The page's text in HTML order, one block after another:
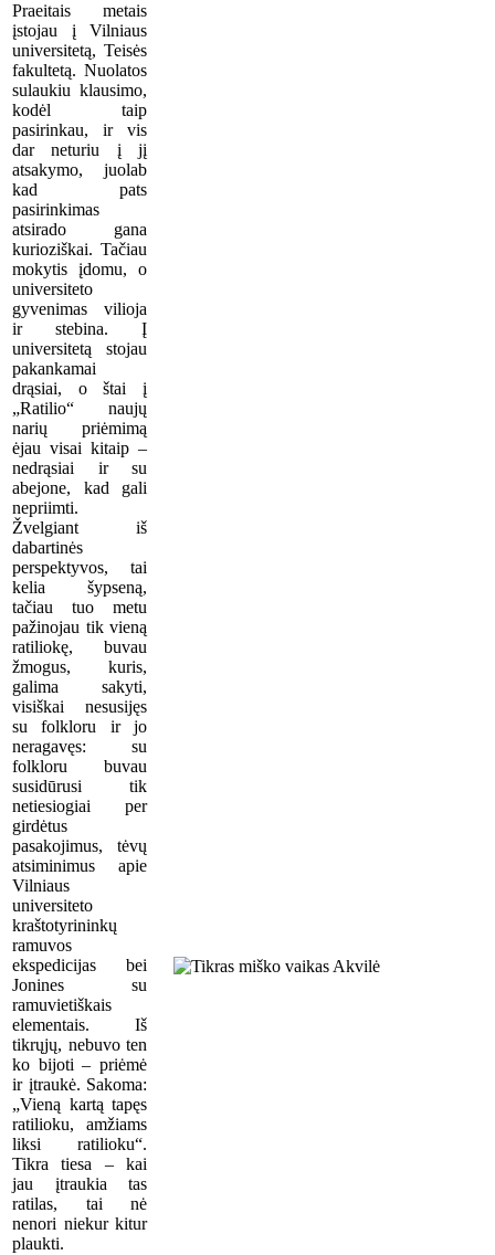
Praeitais metais
įstojau į Vilniaus
universitetą, Teisės
fakultetą. Nuolatos
sulaukiu klausimo,
kodėl taip
pasirinkau, ir vis
dar neturiu į jį
atsakymo, juolab
kad pats
pasirinkimas
atsirado gana
kurioziškai. Tačiau
mokytis įdomu, o
universiteto
gyvenimas vilioja
ir stebina. Į
universitetą stojau
pakankamai
drąsiai, o štai į
„Ratilio“ naujų
narių priėmimą
ėjau visai kitaip –
nedrąsiai ir su
abejone, kad gali
nepriimti.
Žvelgiant iš
dabartinės
perspektyvos, tai
kelia šypseną,
tačiau tuo metu
pažinojau tik vieną
ratiliokę, buvau
žmogus, kuris,
galima sakyti,
visiškai nesusijęs
su folkloru ir jo
neragavęs: su
folkloru buvau
susidūrusi tik
netiesiogiai per
girdėtus
pasakojimus, tėvų
atsiminimus apie
Vilniaus
universiteto
kraštotyrininkų
ramuvos
ekspedicijas bei
Jonines su
ramuvietiškais
elementais. Iš
tikrųjų, nebuvo ten
ko bijoti – priėmė
ir įtraukė. Sakoma:
„Vieną kartą tapęs
ratilioku, amžiams
liksi ratilioku“.
Tikra tiesa – kai
jau įtraukia tas
ratilas, tai nė
nenori niekur kitur
plaukti.